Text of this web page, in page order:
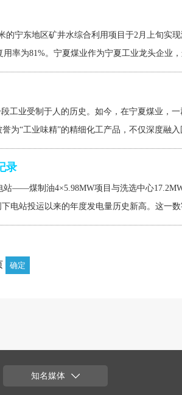
的宁东地区矿井水综合利用项目于2月上旬实
率为81%。宁夏煤业作为宁夏工业龙头企业
工业受制于人的历史。如今，在宁夏煤业，
为“工业味精”的精细化工产品，不仅深度融
录
——煤制油4×5.98MW项目与洗选中心
电站投运以来的年度发电量历史新高。这一
知名媒体